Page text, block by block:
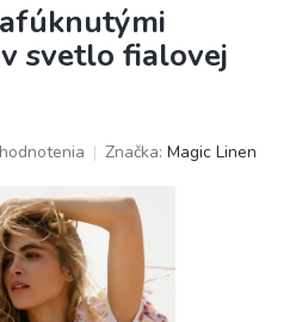
svetlo fialovej
Značka: Magic Linen